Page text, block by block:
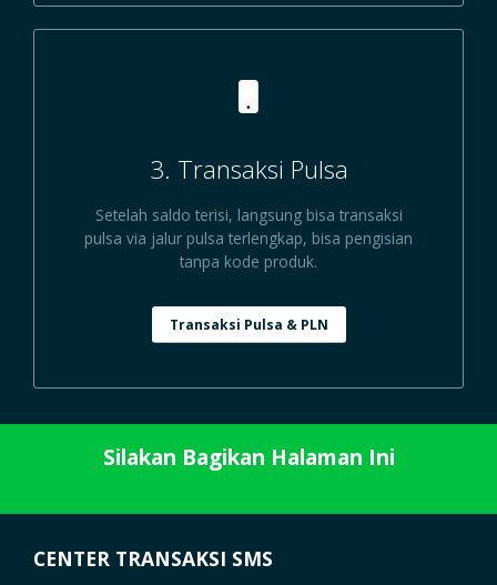
3. Transaksi Pulsa
Setelah saldo terisi, langsung bisa transaksi
pulsa via jalur pulsa terlengkap, bisa pengisian
tanpa kode produk.
Transaksi Pulsa & PLN
Silakan Bagikan Halaman Ini
CENTER TRANSAKSI SMS